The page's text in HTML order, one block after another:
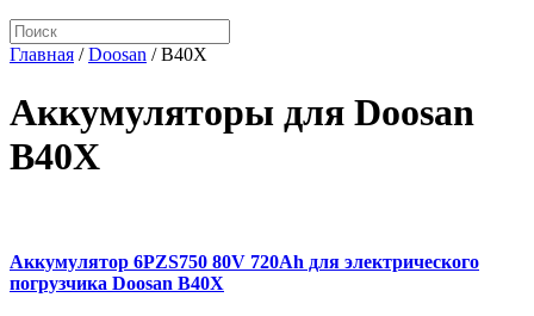
Главная /Doosan /B40X
Аккумуляторы для Doosan
B40X
Аккумулятор 6PZS750 80V 720Ah для электрического
погрузчика Doosan B40X